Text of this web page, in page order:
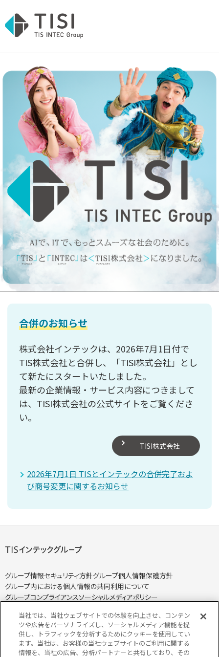
合併のお知らせ
株式会社インテックは、2026年7月1日付で
TIS株式会社と合併し、「TISI株式会社」とし
て新たにスタートいたしました。
最新の企業情報・サービス内容につきまして
は、TISI株式会社の公式サイトをご覧くださ
い。
TISI株式会社
2026年7月1日 TISとインテックの合併完了およ
び商号変更に関するお知らせ
グループ情報セキュリティ方針グループ個人情報保護方針
グループ内における個人情報の共同利用について
グループコンプライアンスソーシャルメディアポリシー
個人情報保護方針個人情報の取り扱いについて
当社では、当社ウェブサイトでの体験を向上させ、コンテン
ツや広告をパーソナライズし、ソーシャルメディア機能を提
供し、トラフィックを分析するためにクッキーを使用してい
ます。当社は、お客様の当社ウェブサイトのご利用に関する
情報を、当社の広告、分析パートナーと共有しており、その